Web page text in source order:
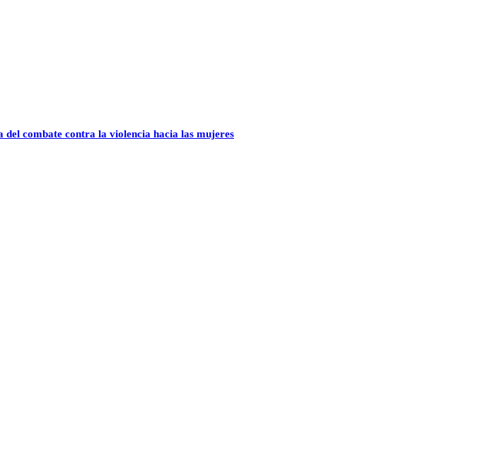
combate contra la violencia hacia las mujeres